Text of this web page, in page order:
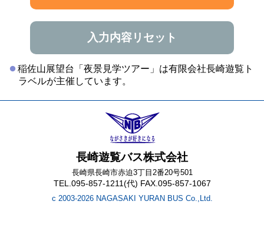
入力内容リセット
稲佐山展望台「夜景見学ツアー」は有限会社長崎遊覧ト
ラベルが主催しています。
長崎遊覧バス株式会社
長崎県長崎市赤迫3丁目2番20号501
TEL.095-857-1211(代) FAX.095-857-1067
c 2003-2026 NAGASAKI YURAN BUS Co.,Ltd.